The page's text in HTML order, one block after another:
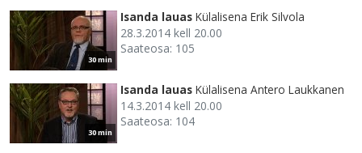
30 min
Isanda lauas Külalisena Erik Silvola
28.3.2014 kell 20.00
Saateosa: 105
30 min
Isanda lauas Külalisena Antero Laukkanen
14.3.2014 kell 20.00
Saateosa: 104